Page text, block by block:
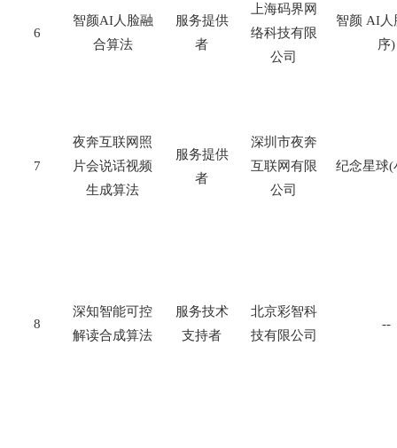
6
智颜AI人脸融
合算法
服务提供
者
上海码界网
络科技有限
公司
智颜 AI人
序)
7
夜奔互联网照
片会说话视频
生成算法
服务提供
者
深圳市夜奔
互联网有限
公司
纪念星球(
8
深知智能可控
解读合成算法
服务技术
支持者
北京彩智科
技有限公司
--